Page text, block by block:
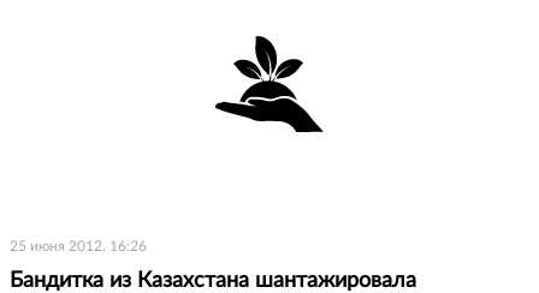
25 июня 2012, 16:26
Бандитка из Казахстана шантажировала